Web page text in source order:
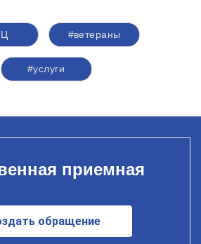
#ветераны
#услуги
приемная
обращение